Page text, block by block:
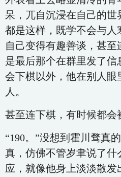
呆，兀自沉浸在自己的世
都是这样，既学不会与人
自己变得有趣善谈，甚
是最后那个在群里发了信
会下棋以外，他在别人眼
人。
甚至连下棋，有时候都会
“190。”没想到霍川骛真
真，仿佛不管岁聿说了什
应，就像他身上淡淡散